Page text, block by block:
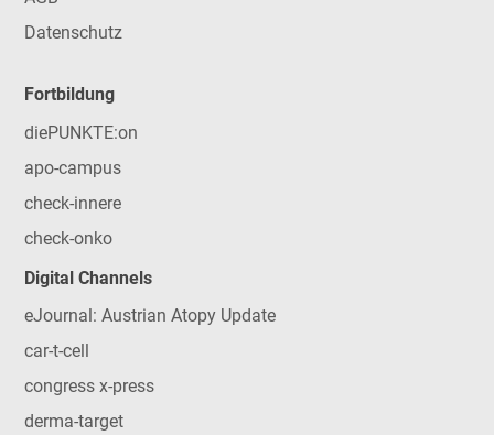
Datenschutz
Fortbildung
diePUNKTE:on
apo-campus
check-innere
check-onko
Digital Channels
eJournal: Austrian Atopy Update
car-t-cell
congress x-press
derma-target